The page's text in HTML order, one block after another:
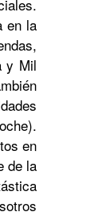
en la
y Mil
en
de la